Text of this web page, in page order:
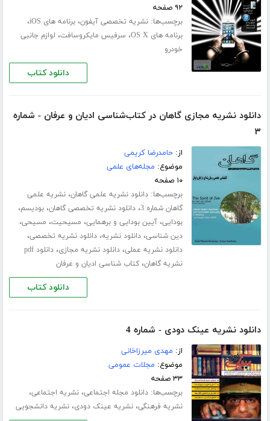
۹۲ صفحه
برچسب‌ها:نشریه تخصصی آیفون،برنامه های iOS ،
برنامه های OS X ، سرفیس مایکروسافت، لوازم جانبی
خودرو
دانلود کتاب
دانلود نشریه مجازی گاهان در کتاب‌شناسی ادیان و عرفان - شماره
۳
از:حامدرضا کریمی
موضوع: مجله‌های علمی
۱۰ صفحه
برچسب‌ها:دانلود نشریه علمی گاهان،نشریه علمی
گاهان شماره 3 ،دانلود نشریه تخصصی گاهان،بودیسم،
بودایی،آیین بودایی و برهمایی، مسیحیت، مسیحی،
دین شناسی،دانلود نشریه،دانلود نشریه تخصصی،
دانلود نشریه عملی،دانلود نشریه مجازی،
دانلود pdf
نشریه گاهان،کتاب شناسی ادیان و عرفان
دانلود کتاب
دانلود نشریه عینک دودی - شماره 4
از: مهدی میرزاخانی
موضوع: مجلات عمومی
۳۳ صفحه
برچسب‌ها:دانلود مجله اجتماعی،نشریه اجتماعی،
نشریه فرهنگی،نشریه عینک دودی،نشریه دانشجویی